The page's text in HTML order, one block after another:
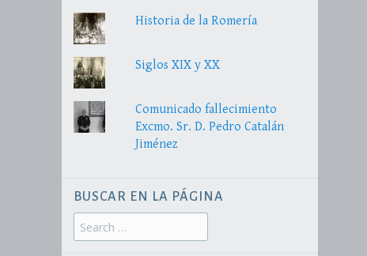
Historia de la Romería
Siglos XIX y XX
Comunicado fallecimiento
Excmo. Sr. D. Pedro Catalán
Jiménez
BUSCAR EN LA PÁGINA
Search
for: